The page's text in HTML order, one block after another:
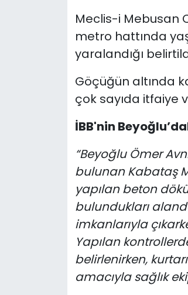
Meclis-i Mebusan
metro hattında
yaralandığı
Göçüğün altında
çok sayıda itfaiye
İBB'nin
“Beyoğlu Ömer
bulunan Kabataş
yapılan beton
bulundukları
imkanlarıyla
Yapılan
belirlenirken,
amacıyla sağlık